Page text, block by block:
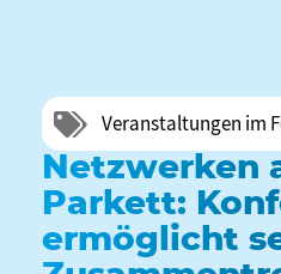
Veranstaltungen im
Netzwerken
Parkett:
ermöglicht